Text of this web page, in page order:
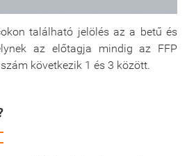
található jelölés az a betű és
az előtagja mindig az FFP
következik 1 és 3 között.